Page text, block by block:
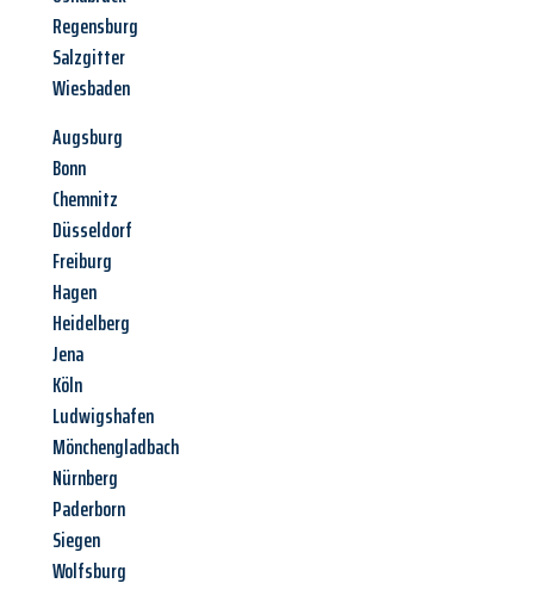
Regensburg
Salzgitter
Wiesbaden
Augsburg
Bonn
Chemnitz
Düsseldorf
Freiburg
Hagen
Heidelberg
Jena
Köln
Ludwigshafen
Mönchengladbach
Nürnberg
Paderborn
Siegen
Wolfsburg